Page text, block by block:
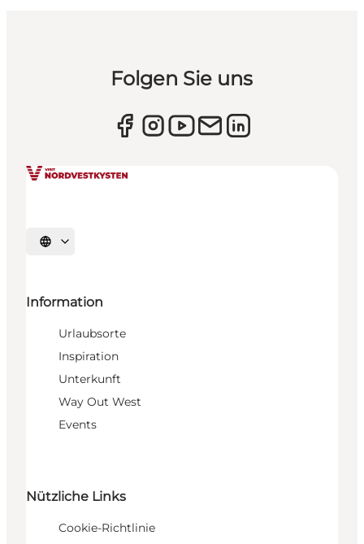
Folgen Sie uns
Sprache auswählen
Information
Urlaubsorte
Inspiration
Unterkunft
Way Out West
Events
Nützliche Links
Cookie-Richtlinie